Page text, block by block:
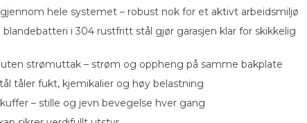
hele systemet – robust nok for et aktivt arbeidsmiljø
i 304 rustfritt stål gjør garasjen klar for skikkelig
strømuttak – strøm og oppheng på samme bakplate
tåler fukt, kjemikalier og høy belastning
– stille og jevn bevegelse hver gang